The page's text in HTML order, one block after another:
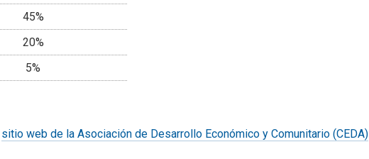
45%
20%
5%
sitio web de la Asociación de Desarrollo Económico y Comunitario (CEDA)